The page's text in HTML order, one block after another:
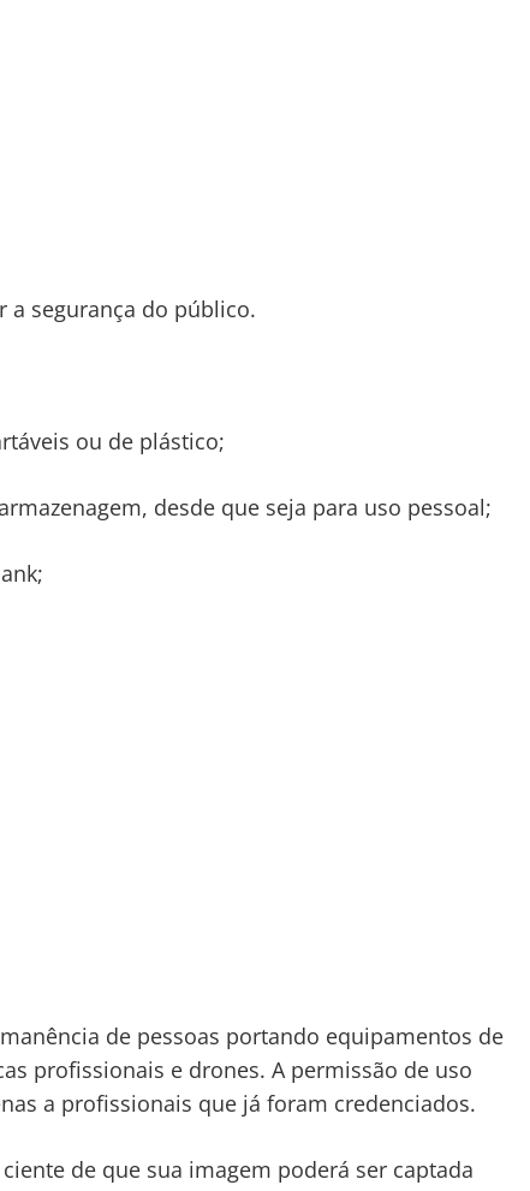
a segurança do público.
ou de plástico;
desde que seja para uso pessoal;
de pessoas portando equipamentos de
profissionais e drones. A permissão de uso
a profissionais que já foram credenciados.
de que sua imagem poderá ser captada